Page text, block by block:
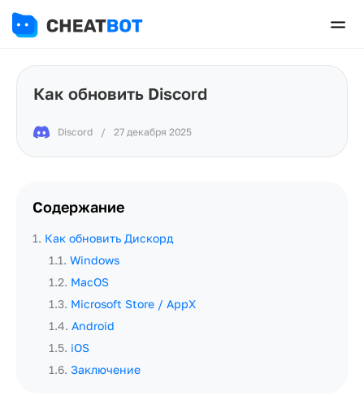
Как обновить Discord
Discord / 27 декабря 2025
Содержание
1. Как обновить Дискорд
1.1. Windows
1.2. MacOS
1.3. Microsoft Store / AppX
1.4. Android
1.5. iOS
1.6. Заключение